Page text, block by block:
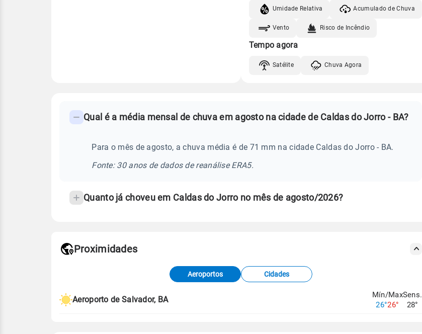
Umidade Relativa Acumulado de Chuva
Vento Risco de Incêndio
Tempo agora
Satélite Chuva Agora
frequentes
temperatura
Qual é a média mensal de chuva em agosto na cidade de Caldas do Jorro - BA?
Para o mês de agosto, a chuva média é de 71 mm na cidade Caldas do Jorro - BA.
Fonte: 30 anos de dados de reanálise ERA5.
Quanto já choveu em Caldas do Jorro no mês de agosto/2026?
de Tempo e Estudos Climáticos (CPTEC).
Proximidades
Aeroportos Cidades
Aeroporto de Salvador, BA
Mín/Max
26°26°
Sens.
28°